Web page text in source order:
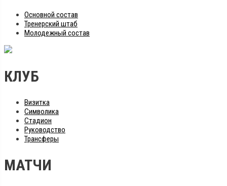
Основной состав
Тренерский штаб
Молодежный состав
КЛУБ
Визитка
Символика
Стадион
Руководство
Трансферы
МАТЧИ